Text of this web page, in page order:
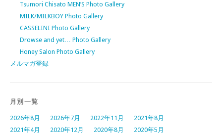
Tsumori Chisato MEN’S Photo Gallery
MILK/MILKBOY Photo Gallery
CASSELINI Photo Gallery
Drowse and yet… Photo Gallery
Honey Salon Photo Gallery
メルマガ登録
月別一覧
2026年8月 2026年7月 2022年11月
2021年8月
2021年4月
2020年12月 2020年8月
2020年5月